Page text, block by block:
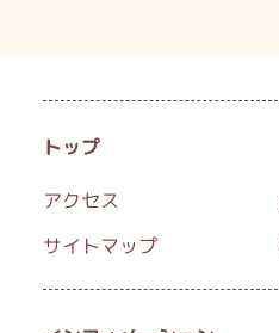
トップ
アクセス
サイトマップ